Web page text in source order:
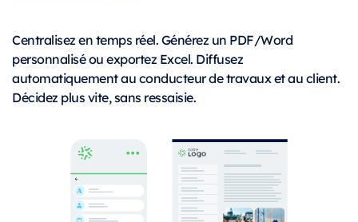
Centralisez en temps réel. Générez un PDF/Word
personnalisé ou exportez Excel. Diffusez
automatiquement au conducteur de travaux et au client.
Décidez plus vite, sans ressaisie.